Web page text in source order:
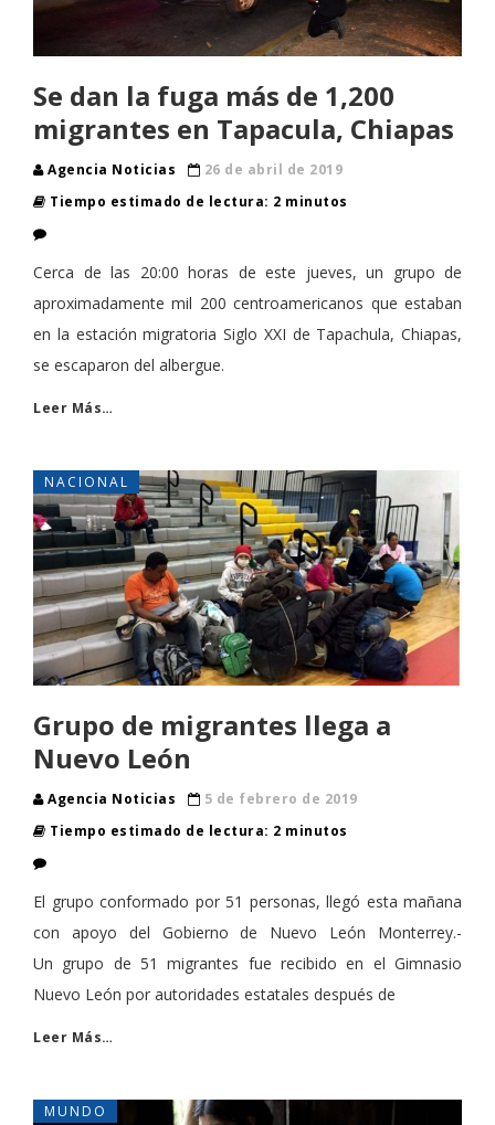
Se dan la fuga más de 1,200
migrantes en Tapacula, Chiapas
Agencia Noticias
26 de abril de 2019
Tiempo estimado de lectura: 2 minutos
Cerca de las 20:00 horas de este jueves, un grupo de
aproximadamente mil 200 centroamericanos que estaban
en la estación migratoria Siglo XXI de Tapachula, Chiapas,
se escaparon del albergue.
Leer Más…
NACIONAL
Grupo de migrantes llega a
Nuevo León
Agencia Noticias
5 de febrero de 2019
Tiempo estimado de lectura: 2 minutos
El grupo conformado por 51 personas, llegó esta mañana
con apoyo del Gobierno de Nuevo León Monterrey.-
Un grupo de 51 migrantes fue recibido en el Gimnasio
Nuevo León por autoridades estatales después de
Leer Más…
MUNDO